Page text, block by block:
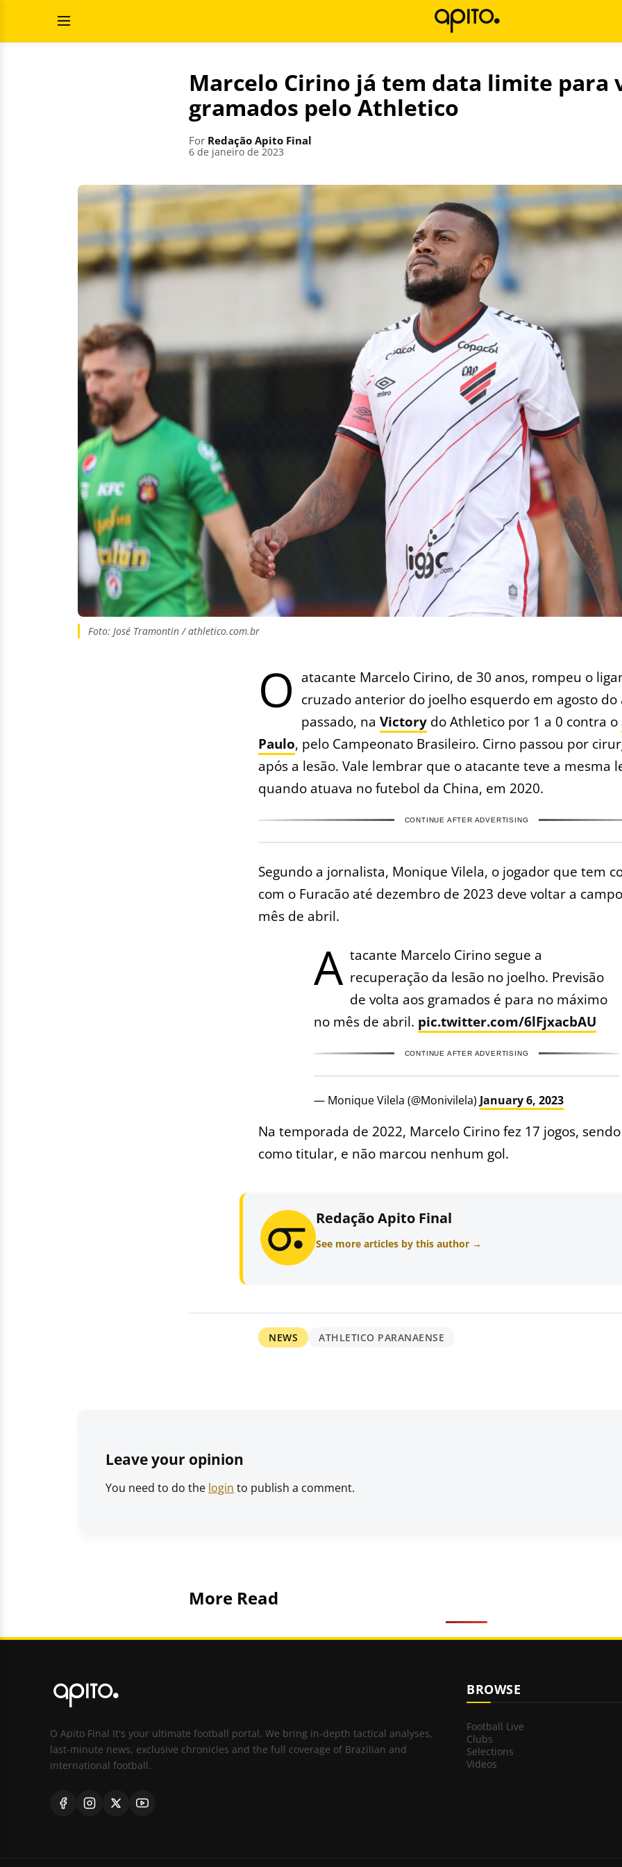
Open
Menu
Marcelo Cirino já tem data limite para
gramados pelo Athletico
For Redação Apito Final
6 de janeiro de 2023
Foto: José Tramontin / athletico.com.br
O atacante Marcelo Cirino, de 30 anos, rompeu o
cruzado anterior do joelho esquerdo em agosto do
passado, naVictory do Athletico por 1 a 0 contra o
Paulo, pelo Campeonato Brasileiro. Cirno passou por
após a lesão. Vale lembrar que o atacante teve a mesma
quando atuava no futebol da China, em 2020.
CONTINUE AFTER ADVERTISING
Segundo a jornalista, Monique Vilela, o jogador que tem
com o Furacão até dezembro de 2023 deve voltar a
mês de abril.
A tacante Marcelo Cirino segue a
recuperação da lesão no joelho. Previsão
de volta aos gramados é para no máximo
no mês de abril. pic.twitter.com/6lFjxacbAU
CONTINUE AFTER ADVERTISING
— Monique Vilela (@Monivilela) January 6, 2023
Na temporada de 2022, Marcelo Cirino fez 17 jogos,
como titular, e não marcou nenhum gol.
Redação Apito Final
See more articles by this author →
NEWS ATHLETICO PARANAENSE
Leave your opinion
You need to do the login to publish a comment.
More Read
O Apito Final It's your ultimate football portal. We bring in-depth tactical analyses,
last-minute news, exclusive chronicles and the full coverage of Brazilian and
international football.
BROWSE
Football Live
Clubs
Selections
Videos